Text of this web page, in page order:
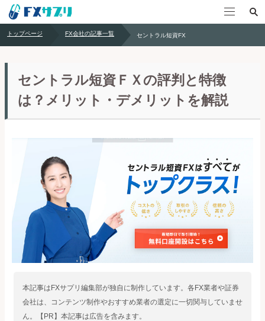
おすすめFX会社6選
FX会社18社比較一覧
FX口座開設の流れ
トップページ FX会社の記事一覧 セントラル短資FX
セントラル短資ＦＸの評判と特徴
は？メリット・デメリットを解説
本記事はFXサプリ編集部が独自に制作しています。各FX業者や証券
会社は、コンテンツ制作やおすすめ業者の選定に一切関与していませ
ん。【PR】本記事は広告を含みます。